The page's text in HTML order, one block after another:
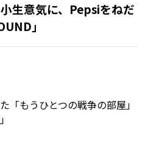
生意気に、Pepsiをねだ
」
「もうひとつの戦争の部屋」